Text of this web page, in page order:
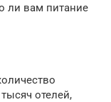
ли вам питание
отелей,